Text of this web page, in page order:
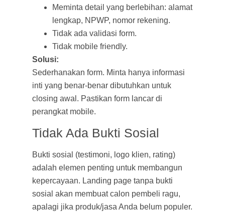
Meminta detail yang berlebihan: alamat
lengkap, NPWP, nomor rekening.
Tidak ada validasi form.
Tidak mobile friendly.
Solusi:
Sederhanakan form. Minta hanya informasi
inti yang benar-benar dibutuhkan untuk
closing awal. Pastikan form lancar di
perangkat mobile.
Tidak Ada Bukti Sosial
Bukti sosial (testimoni, logo klien, rating)
adalah elemen penting untuk membangun
kepercayaan. Landing page tanpa bukti
sosial akan membuat calon pembeli ragu,
apalagi jika produk/jasa Anda belum populer.